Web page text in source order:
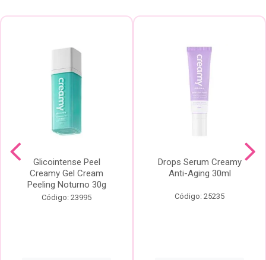
Glicointense Peel
Creamy Gel Cream
Peeling Noturno 30g
Código: 23995
Drops Serum Creamy
Anti-Aging 30ml
Código: 25235